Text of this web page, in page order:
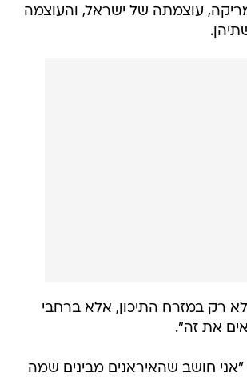
עוצמתה של ישראל, והעוצמה
רק במזרח התיכון, אלא ברחבי
את זה".
"אני חושב שהאיראנים מבינים שמה